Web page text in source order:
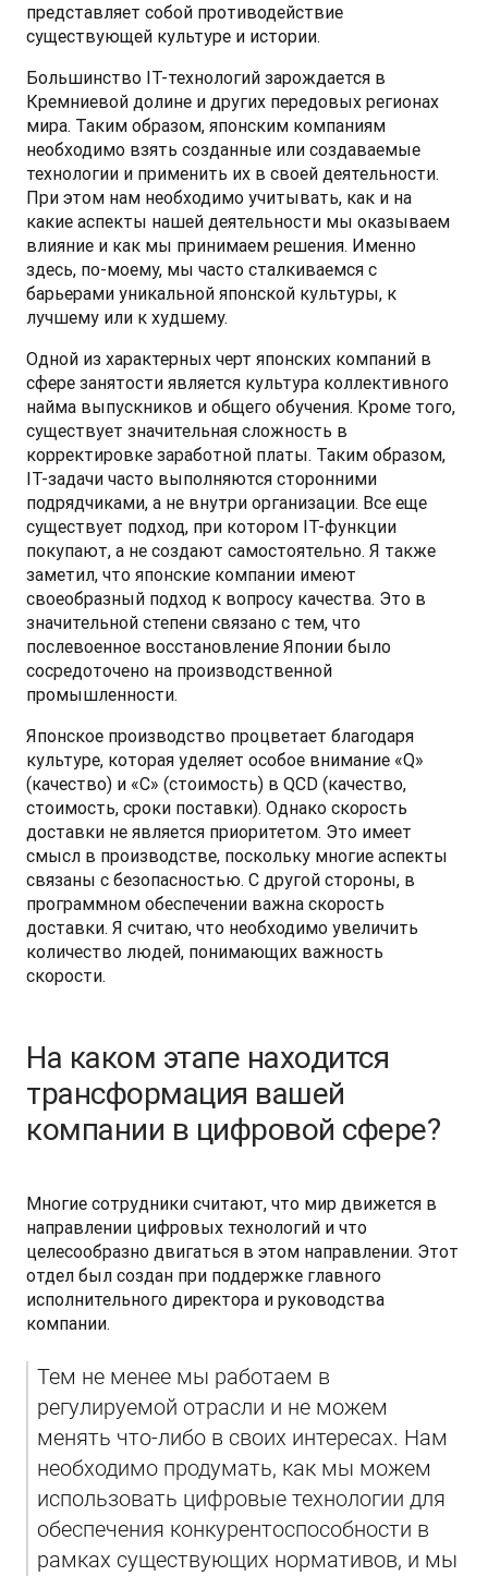
представляет собой противодействие
существующей культуре и истории.
Большинство IT-технологий зарождается в
Кремниевой долине и других передовых регионах
мира. Таким образом, японским компаниям
необходимо взять созданные или создаваемые
технологии и применить их в своей деятельности.
При этом нам необходимо учитывать, как и на
какие аспекты нашей деятельности мы оказываем
влияние и как мы принимаем решения. Именно
здесь, по-моему, мы часто сталкиваемся с
барьерами уникальной японской культуры, к
лучшему или к худшему.
Одной из характерных черт японских компаний в
сфере занятости является культура коллективного
найма выпускников и общего обучения. Кроме того,
существует значительная сложность в
корректировке заработной платы. Таким образом,
IT-задачи часто выполняются сторонними
подрядчиками, а не внутри организации. Все еще
существует подход, при котором IT-функции
покупают, а не создают самостоятельно. Я также
заметил, что японские компании имеют
своеобразный подход к вопросу качества. Это в
значительной степени связано с тем, что
послевоенное восстановление Японии было
сосредоточено на производственной
промышленности.
Японское производство процветает благодаря
культуре, которая уделяет особое внимание «Q»
(качество) и «C» (стоимость) в QCD (качество,
стоимость, сроки поставки). Однако скорость
доставки не является приоритетом. Это имеет
смысл в производстве, поскольку многие аспекты
связаны с безопасностью. С другой стороны, в
программном обеспечении важна скорость
доставки. Я считаю, что необходимо увеличить
количество людей, понимающих важность
скорости.
На каком этапе находится
трансформация вашей
компании в цифровой сфере?
Многие сотрудники считают, что мир движется в
направлении цифровых технологий и что
целесообразно двигаться в этом направлении. Этот
отдел был создан при поддержке главного
исполнительного директора и руководства
компании.
Тем не менее мы работаем в
регулируемой отрасли и не можем
менять что-либо в своих интересах. Нам
необходимо продумать, как мы можем
использовать цифровые технологии для
обеспечения конкурентоспособности в
рамках существующих нормативов, и мы